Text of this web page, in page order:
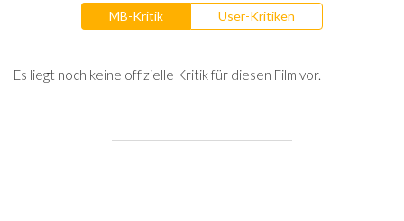
MB-Kritik User-Kritiken
Es liegt noch keine offizielle Kritik für diesen Film vor.